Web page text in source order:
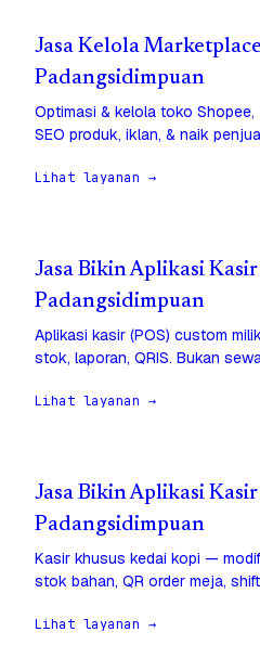
Jasa Kelola
Padangsidimpuan
Optimasi & kelola toko
SEO produk, iklan, & naik
Lihat layanan →
Jasa Bikin Aplikasi
Padangsidimpuan
Aplikasi kasir (POS) custom
stok, laporan, QRIS. Bukan
Lihat layanan →
Jasa Bikin Aplikasi
Padangsidimpuan
Kasir khusus kedai kopi —
stok bahan, QR order meja,
Lihat layanan →